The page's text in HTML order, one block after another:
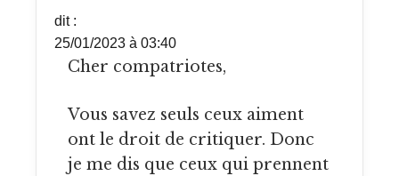
dit :
25/01/2023 à 03:40
Cher compatriotes,
Vous savez seuls ceux aiment
ont le droit de critiquer. Donc
je me dis que ceux qui prennent